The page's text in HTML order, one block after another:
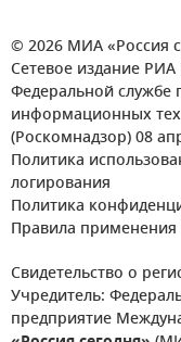
© 2026 МИА «Россия
Сетевое издание
Федеральной службе
информационных
(Роскомнадзор) 08
Политика
логирования
Политика
Правила
Свидетельство о
Учредитель:
предприятие